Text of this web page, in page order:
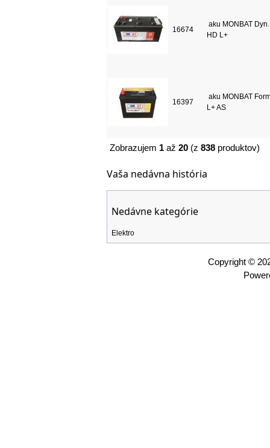
16674
aku MONBAT
HD L+
16397
aku MONBAT
L+ AS
Zobrazujem 1až 20(z 838produktov)
Vaša nedávna história
Nedávne kategórie
Elektro
Copyright ©